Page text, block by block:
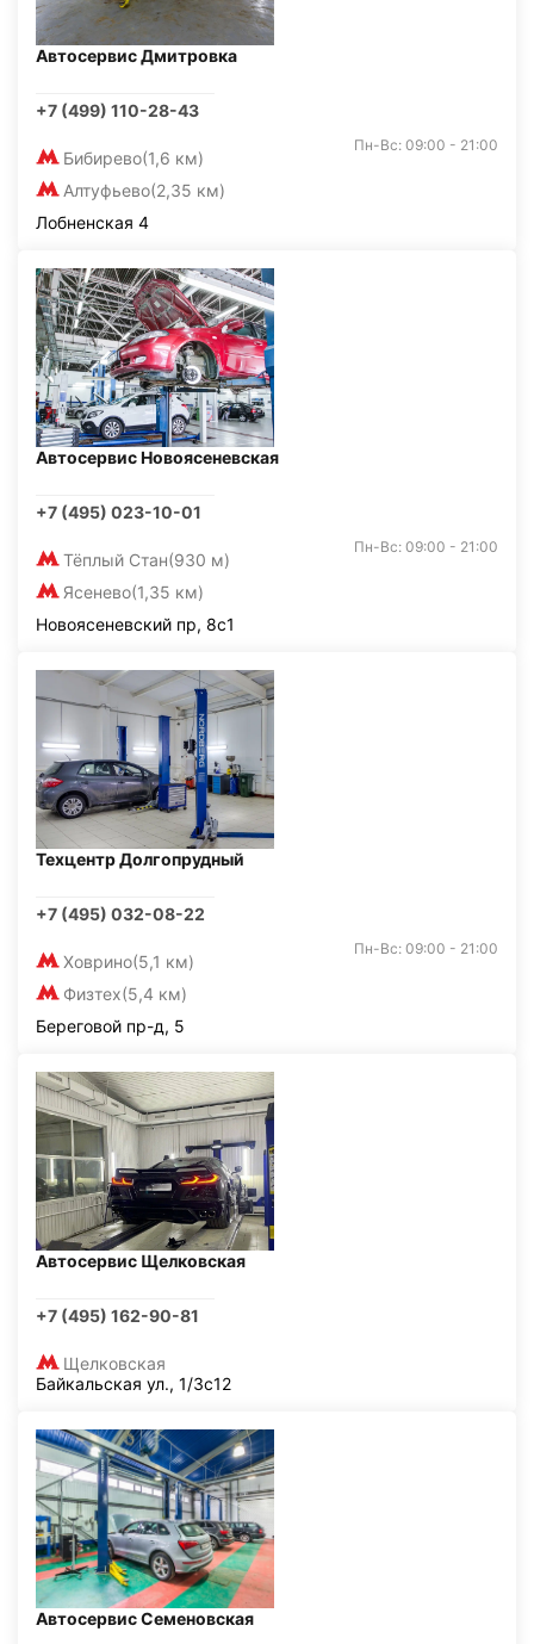
Автосервис Дмитровка
+7 (499) 110-28-43
Бибирево(1,6 км)
Алтуфьево(2,35 км)
Пн-Вс: 09:00 - 21:00
Лобненская 4
Автосервис Новоясеневская
+7 (495) 023-10-01
Тёплый Стан(930 м)
Ясенево(1,35 км)
Пн-Вс: 09:00 - 21:00
Новоясеневский пр, 8с1
Техцентр Долгопрудный
+7 (495) 032-08-22
Ховрино(5,1 км)
Физтех(5,4 км)
Пн-Вс: 09:00 - 21:00
Береговой пр-д, 5
Автосервис Щелковская
+7 (495) 162-90-81
Щелковская
Байкальская ул., 1/3с12
Автосервис Семеновская